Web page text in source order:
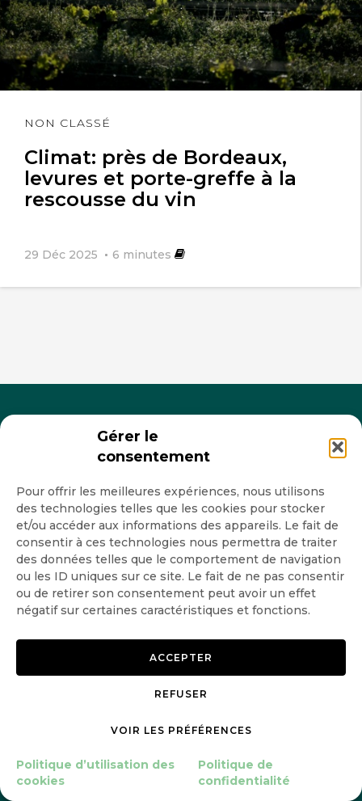
Gérer le
consentement
Pour offrir les meilleures expériences, nous utilisons
des technologies telles que les cookies pour stocker
et/ou accéder aux informations des appareils. Le fait de
consentir à ces technologies nous permettra de traiter
des données telles que le comportement de navigation
ou les ID uniques sur ce site. Le fait de ne pas consentir
ou de retirer son consentement peut avoir un effet
négatif sur certaines caractéristiques et fonctions.
ACCEPTER
REFUSER
VOIR LES PRÉFÉRENCES
Politique d’utilisation des
cookies
Politique de
confidentialité
NON CLASSÉ
Climat: près de Bordeaux,
levures et porte-greffe à la
rescousse du vin
29 Déc 2025 6 minutes
Lire
La minute
GoodPlanet
GOODPLANET.ORG
FAIRE UN DON
MAI POUR VIVRE ENSEMBLE,
ÉVÉNEMENTS
EXCEPTIONNELS PROPOSÉS
PAR YANN ARTHUS-